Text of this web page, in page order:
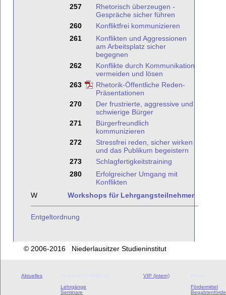
257
Rhetorisch überzeugen -
Gespräche sicher führen
260
Konfliktfrei kommunizieren
261
Konflikten und Aggressionen
am Arbeitsplatz sicher
begegnen
262
Konflikte durch Kommunikation
vermeiden und lösen
263
Rhetorik-Öffentliche Reden-
Präsentationen
270
Der frustrierte, aggressive und
schwierige Bürger
271
Bürgerfreundlich
kommunizieren
272
Stressfrei reden, sicher wirken
und das Publikum begeistern
273
Schlagfertigkeitstraining
280
Erfolgreicher Umgang mit
Konflikten
W
Workshops für Lehrgangsteilnehmer
Entgeltordnung
© 2006-2016 Niederlausitzer Studieninstitut
Aktuelles
Lehrgänge
Seminare
VIP (intern)
Fördermittel